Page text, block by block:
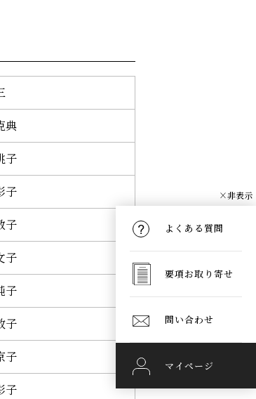
よくある質問
要項お取り寄せ
問い合わせ
マイページ
×非表示
典
子
子
子
子
子
子
子
子